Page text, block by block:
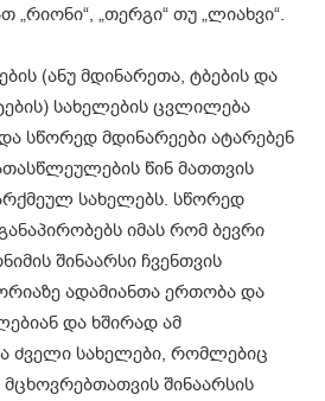
„თერგი“ თუ „ლიახვი“.
(ანუ მდინარეთა, ტბების და
სახელების ცვლილება
სწორედ მდინარეები ატარებენ
წინ მათთვის
სახელებს. სწორედ
იმას რომ ბევრი
შინაარსი ჩვენთვის
ადამიანთა ერთობა და
და ხშირად ამ
ძველი სახელები, რომლებიც
შინაარსის